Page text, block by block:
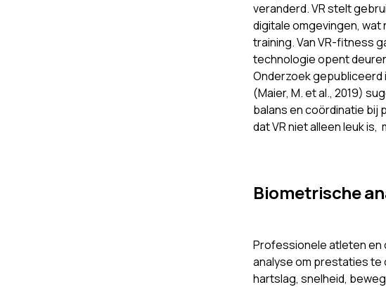
veranderd. VR stelt
digitale omgevingen,
training. Van VR-fitness
technologie opent
Onderzoek gepubliceerd
(Maier, M. et al., 2019)
balans en coördinatie bij
dat VR niet alleen leuk
Biometrische
Professionele atleten en
analyse om prestaties te
hartslag, snelheid,